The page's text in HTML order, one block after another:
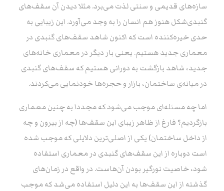
سازه‌های قدیمی و سنتی لذت می‌برد. مثلا دیدن آن سقف‌های
گنبدی‌شکل هنوز هم انسان را به وجد می‌آورد. این زیبایی به
حدی خیره‌کننده است که اکنون شاهد سقف‌های گنبدی در
معماری جدید هستیم. یعنی بار دیگر در معماری خانه‌های
جدید، شاهد بازگشت به دورانی هستیم که سقف‌های گنبدی
در میانه‌ی ساختمان، بازار و حجره‌ها خودنمایی می‌کردند.
اما چه مسئله‌ای موجب می‌شود که مجددا به چنین معماری
بازگردیم؟ فارغ از ظاهر زیبای این سقف‌ها (چه از بیرون و چه
از داخل ساختمان) یکی از اصلی‌ترین دلایلی که موجب شده
است دوباره از این سقف‌های گنبدی در معماری استفاده
شود، خاصیت نورگیر بودن آن‌هاست. در واقع در زمان‌های
گذشته از این سقف‌ها به این دلیل استفاده می‌شد که موجب